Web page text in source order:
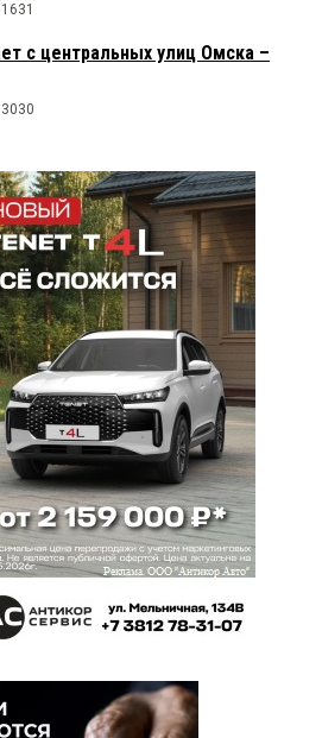
1631
с центральных улиц Омска –
3030